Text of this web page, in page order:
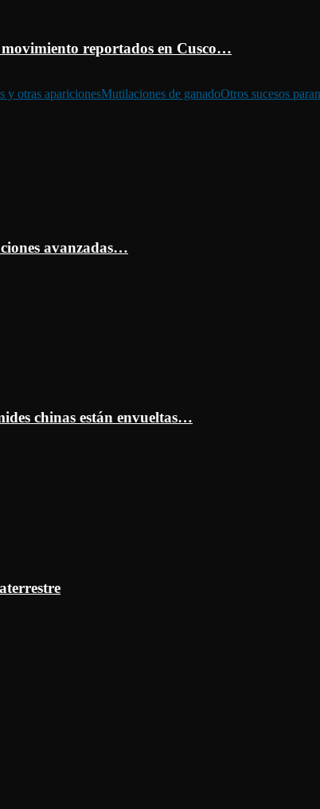
reportados en Cusco…
y otras aparicionesMutilaciones de ganadoOtros sucesos
avanzadas…
chinas están envueltas…